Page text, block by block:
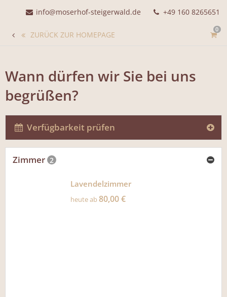
info@moserhof-steigerwald.de +49 160 8265651
0
ZURÜCK ZUR HOMEPAGE
Wann dürfen wir Sie bei uns
begrüßen?
Verfügbarkeit prüfen
Zimmer 2
Lavendelzimmer
heute ab80,00 €